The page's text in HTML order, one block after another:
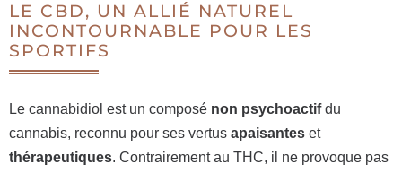
LE CBD, UN ALLIÉ NATUREL
INCONTOURNABLE POUR LES
SPORTIFS
Le cannabidiol est un composé non psychoactifdu
cannabis, reconnu pour ses vertus apaisantes et
thérapeutiques. Contrairement au THC, il ne provoque pas